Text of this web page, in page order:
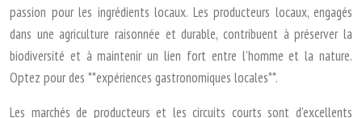
passion pour les ingrédients locaux. Les producteurs locaux, engagés
dans une agriculture raisonnée et durable, contribuent à préserver la
biodiversité et à maintenir un lien fort entre l’homme et la nature.
Optez pour des **expériences gastronomiques locales**.
Les marchés de producteurs et les circuits courts sont d’excellents